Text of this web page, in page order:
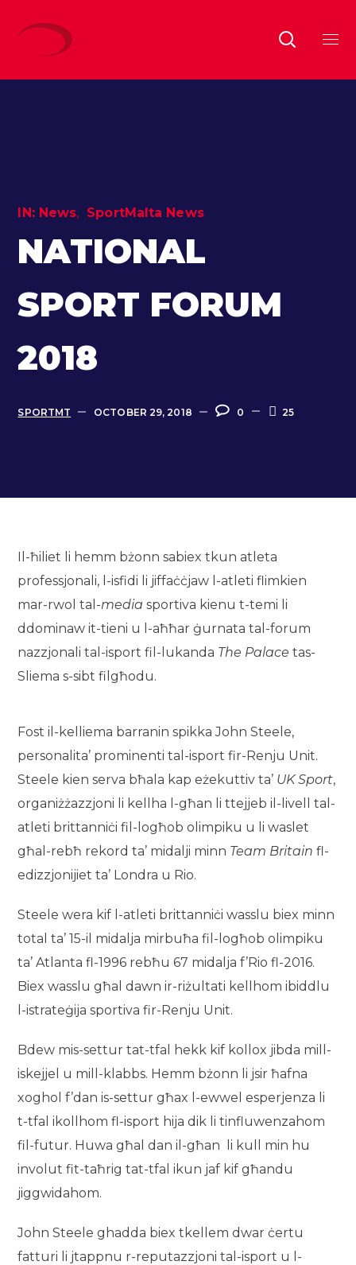
IN: News SportMalta News
NATIONAL
SPORT FORUM
2018
SPORTMT OCTOBER 29, 2018 0 25
Il-ħiliet li hemm bżonn sabiex tkun atleta
professjonali, l-isfidi li jiffaċċjaw l-atleti flimkien
mar-rwol tal-media sportiva kienu t-temi li
ddominaw it-tieni u l-aħħar ġurnata tal-forum
nazzjonali tal-isport fil-lukanda The Palace tas-
Sliema s-sibt filgħodu.
Fost il-kelliema barranin spikka John Steele,
personalita’ prominenti tal-isport fir-Renju Unit.
Steele kien serva bħala kap eżekuttiv ta’ UK Sport,
organiżżazzjoni li kellha l-għan li ttejjeb il-livell tal-
atleti brittanniċi fil-logħob olimpiku u li waslet
għal-rebħ rekord ta’ midalji minn Team Britain fl-
edizzjonijiet ta’ Londra u Rio.
Steele wera kif l-atleti brittanniċi wasslu biex minn
total ta’ 15-il midalja mirbuħa fil-logħob olimpiku
ta’ Atlanta fl-1996 rebħu 67 midalja f’Rio fl-2016.
Biex wasslu għal dawn ir-riżultati kellhom ibiddlu
l-istrateġija sportiva fir-Renju Unit.
Bdew mis-settur tat-tfal hekk kif kollox jibda mill-
iskejjel u mill-klabbs. Hemm bżonn li jsir ħafna
xoghol f’dan is-settur għax l-ewwel esperjenza li
t-tfal ikollhom fl-isport hija dik li tinfluwenzahom
fil-futur. Huwa għal dan il-għan li kull min hu
involut fit-taħrig tat-tfal ikun jaf kif għandu
jiggwidahom.
John Steele ghadda biex tkellem dwar ċertu
fatturi li jtappnu r-reputazzjoni tal-isport u l-